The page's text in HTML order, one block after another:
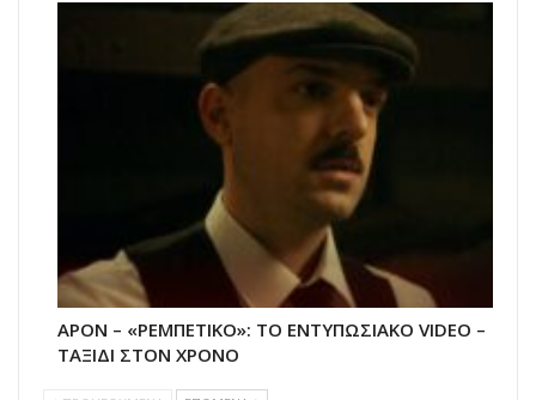
APON – «ΡΕΜΠΕΤΙΚΟ»: ΤΟ ΕΝΤΥΠΩΣΙΑΚΟ VIDEO –
ΤΑΞΙΔΙ ΣΤΟΝ ΧΡΟΝΟ